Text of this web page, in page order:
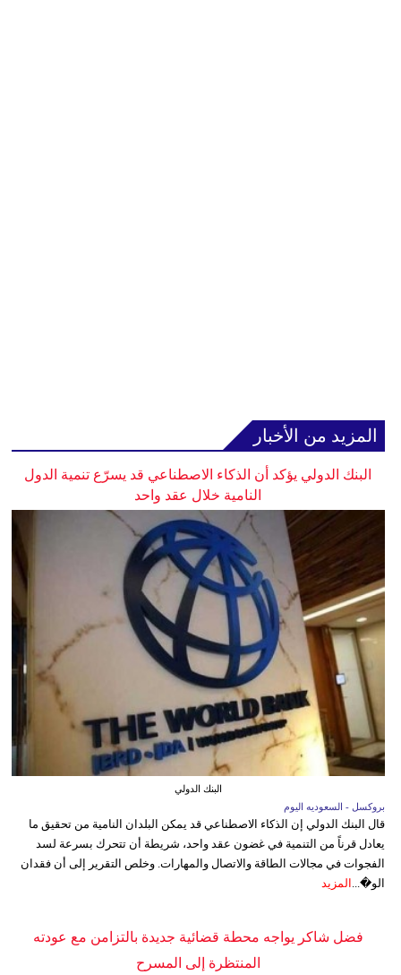
المزيد من الأخبار
البنك الدولي يؤكد أن الذكاء الاصطناعي قد يسرّع تنمية الدول
النامية خلال عقد واحد
البنك الدولي
بروكسل - السعوديه اليوم
قال البنك الدولي إن الذكاء الاصطناعي قد يمكن البلدان النامية من تحقيق ما
يعادل قرناً من التنمية في غضون عقد واحد، شريطة أن تتحرك بسرعة لسد
الفجوات في مجالات الطاقة والاتصال والمهارات. وخلص التقرير إلى أن فقدان
الو�... المزيد
فضل شاكر يواجه محطة قضائية جديدة بالتزامن مع عودته
المنتظرة إلى المسرح